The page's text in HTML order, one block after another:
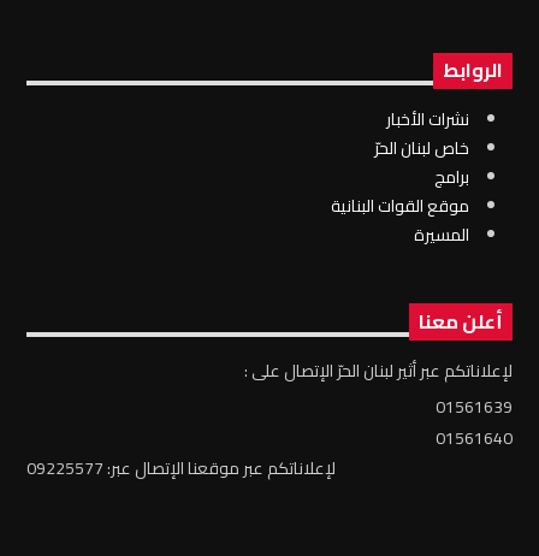
الروابط
نشرات الأخبار
خاص لبنان الحرّ
برامج
موقع القوات البنانية
المسيرة
أعلن معنا
لإعلاناتكم عبر أثير لبنان الحرّ الإتصال على :
01561639
01561640
لإعلاناتكم عبر موقعنا الإتصال عبر: 09225577